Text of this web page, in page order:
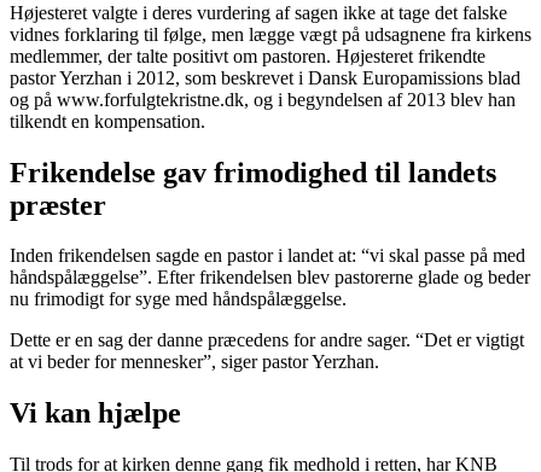
Højesteret valgte i deres vurdering af sagen ikke at tage det falske
vidnes forklaring til følge, men lægge vægt på udsagnene fra kirkens
medlemmer, der talte positivt om pastoren. Højesteret frikendte
pastor Yerzhan i 2012, som beskrevet i Dansk Europamissions blad
og på www.forfulgtekristne.dk, og i begyndelsen af 2013 blev han
tilkendt en kompensation.
Frikendelse gav frimodighed til landets
præster
Inden frikendelsen sagde en pastor i landet at: “vi skal passe på med
håndspålæggelse”. Efter frikendelsen blev pastorerne glade og beder
nu frimodigt for syge med håndspålæggelse.
Dette er en sag der danne præcedens for andre sager. “Det er vigtigt
at vi beder for mennesker”, siger pastor Yerzhan.
Vi kan hjælpe
Til trods for at kirken denne gang fik medhold i retten, har KNB